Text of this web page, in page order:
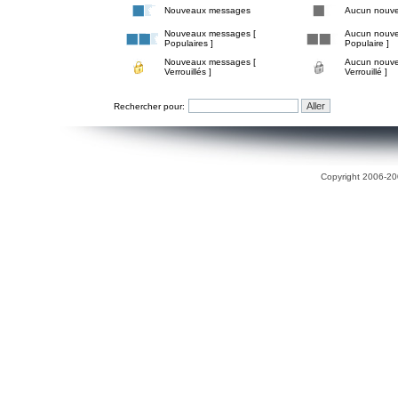
Nouveaux messages Aucun
Nouveaux messages [
Populaires ]
Aucun
Populaire ]
Nouveaux messages [
Verrouillés ]
Aucun
Verrouillé ]
Rechercher pour:
Copyright 2006-